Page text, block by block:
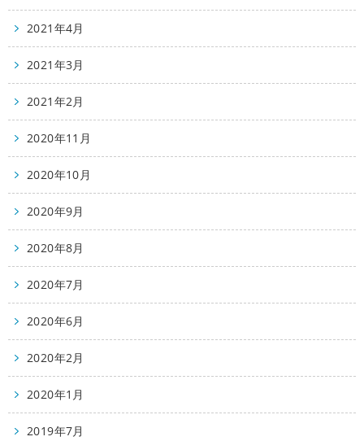
2021年4月
2021年3月
2021年2月
2020年11月
2020年10月
2020年9月
2020年8月
2020年7月
2020年6月
2020年2月
2020年1月
2019年7月